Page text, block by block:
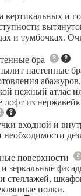
вертикальных и
и тумбочках.
бра
настенные
нежный атлас
лофт из
входной и
поверхности
зеркальные
стеллажей,
полки.